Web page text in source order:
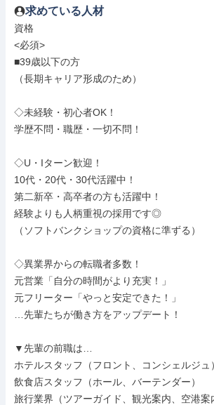
求めている人材
資格
<必須>
■39歳以下の方
（長期キャリア形成のため）
◇未経験・初心者OK！
学歴不問・職歴・一切不問！
◇U・Iターン歓迎！
10代・20代・30代活躍中！
第二新卒・高卒者の方も活躍中！
経験よりも人柄重視の採用です◎
（ソフトバンクショップの資格に準ずる）
◇異業界からの転職者多数！
元営業「自分の時間がより充実！」
元フリーター「やっと安定できた！」
…先輩たちが働き方をアップデート！
▼先輩の前職は…
ホテルスタッフ（フロント、コンシェルジュ）
飲食店スタッフ（ホール、バーテンダー）
旅行業界（ツアーガイド、観光案内、空港案